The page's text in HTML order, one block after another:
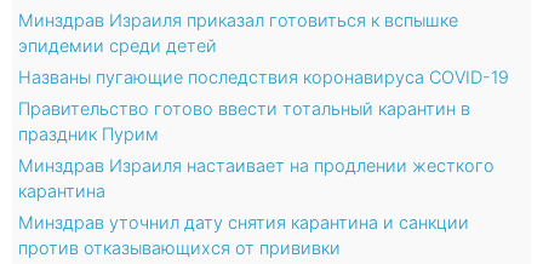
Минздрав Израиля приказал готовиться к вспышке
эпидемии среди детей
Названы пугающие последствия коронавируса COVID-19
Правительство готово ввести тотальный карантин в
праздник Пурим
Минздрав Израиля настаивает на продлении жесткого
карантина
Минздрав уточнил дату снятия карантина и санкции
против отказывающихся от прививки